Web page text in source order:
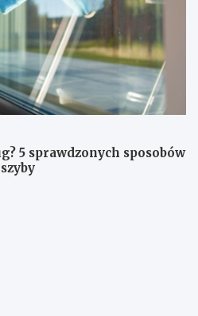
5 sprawdzonych sposobów